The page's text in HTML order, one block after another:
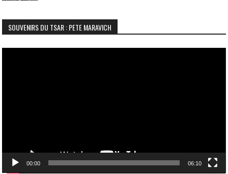
SOUVENIRS DU TSAR : PETE MARAVICH
00:00 06:10